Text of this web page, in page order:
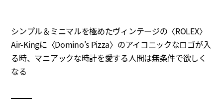
シンプル＆ミニマルを極めたヴィンテージの〈ROLEX〉
Air-Kingに〈Domino’s Pizza〉のアイコニックなロゴが入
る時、マニアックな時計を愛する人間は無条件で欲しく
なる